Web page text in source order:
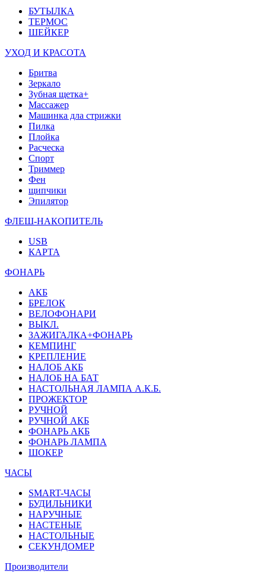
БУТЫЛКА
ТЕРМОС
ШЕЙКЕР
УХОД И КРАСОТА
Бритва
Зеркало
Зубная щетка+
Массажер
Машинка дла стрижки
Пилка
Плойка
Расческа
Спорт
Триммер
Фен
щипчики
Эпилятор
ФЛЕШ-НАКОПИТЕЛЬ
USB
КАРТА
ФОНАРЬ
АКБ
БРЕЛОК
ВЕЛОФОНАРИ
ВЫКЛ.
ЗАЖИГАЛКА+ФОНАРЬ
КЕМПИНГ
КРЕПЛЕНИЕ
НАЛОБ АКБ
НАЛОБ НА БАТ
НАСТОЛЬНАЯ ЛАМПА А.К.Б.
ПРОЖЕКТОР
РУЧНОЙ
РУЧНОЙ АКБ
ФОНАРЬ АКБ
ФОНАРЬ ЛАМПА
ШОКЕР
ЧАСЫ
SMART-ЧАСЫ
БУДИЛЬНИКИ
НАРУЧНЫЕ
НАСТЕНЫЕ
НАСТОЛЬНЫЕ
СЕКУНДОМЕР
Производители